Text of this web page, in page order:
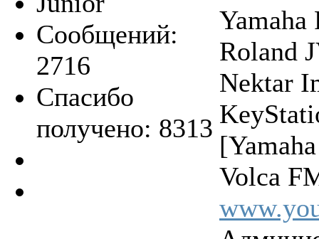
Сообщений:
2716
Спасибо
получено: 8313
Yamaha
Roland
Nektar
Volca